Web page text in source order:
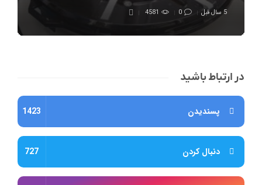
5 سال قبل 0
4581
در ارتباط باشید
پسندیدن 1423
دنبال کردن 727